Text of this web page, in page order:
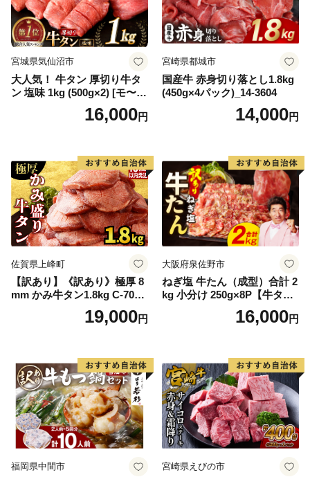
宮城県気仙沼市
大人気！ 牛タン 厚切り牛タ
ン 塩味 1kg (500g×2) [モ〜ラ
ンド 宮城県 気仙沼市 205646
60] 肉 牛肉 精肉 牛たん 牛タ
厚切り タン
16,000円
宮崎県都城市
国産牛 赤身切り落とし1.8kg
(450g×4パック)_14-3604
14,000円
佐賀県上峰町
【訳あり】《訳あり》極厚 8
mm かみ牛タン1.8kg C-709-
19,000円
大阪府泉佐野市
ねぎ塩 牛たん（成型）合計 2
kg 小分け 250g×8P【牛タン
牛肉 焼肉用 薄切り 訳あり サ
16,000円
福岡県中間市 宮崎県えびの市